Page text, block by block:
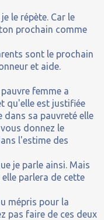
le répète. Car le
prochain comme
sont le prochain
et aide.
femme a
qu'elle est justifiée
dans sa pauvreté elle
donnez le
l'estime des
je parle ainsi. Mais
parlera de cette
mépris pour la
pas faire de ces deux